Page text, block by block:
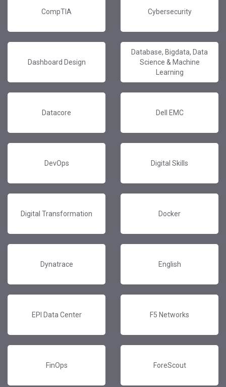
CompTIA Cybersecurity
Dashboard Design
Database, Bigdata, Data
Science & Machine
Learning
Datacore Dell EMC
DevOps Digital Skills
Digital Transformation Docker
Dynatrace English
EPI Data Center F5 Networks
FinOps ForeScout